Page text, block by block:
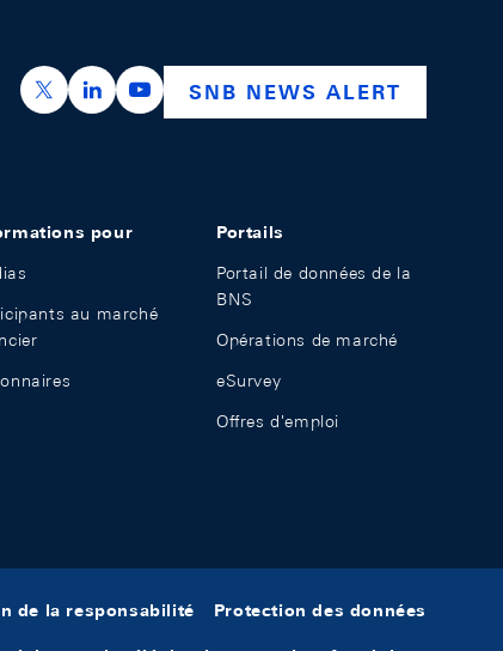
https://x.com/snb_bns
https://ch.linkedin.com/company/swiss-
https://www.youtube.com/
SNB NEWS ALERT
pour
au marché
Portails
Portail de données de la
BNS
Opérations de marché
eSurvey
Offres d'emploi
de la responsabilité Protection des données